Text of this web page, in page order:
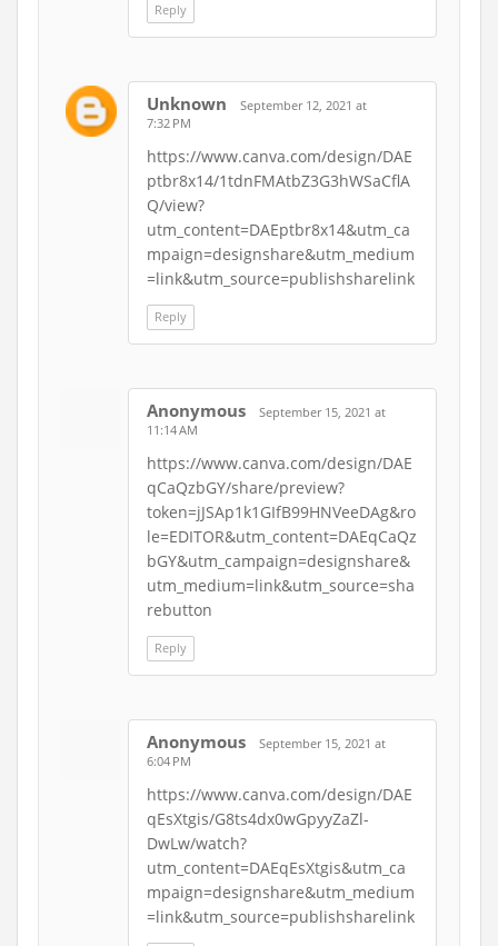
Reply
Unknown
September 12, 2021 at
7:32 PM
https://www.canva.com/design/DAE
ptbr8x14/1tdnFMAtbZ3G3hWSaCflA
Q/view?
utm_content=DAEptbr8x14&utm_ca
mpaign=designshare&utm_medium
=link&utm_source=publishsharelink
Reply
Anonymous
September 15, 2021 at
11:14 AM
https://www.canva.com/design/DAE
qCaQzbGY/share/preview?
token=jJSAp1k1GIfB99HNVeeDAg&ro
le=EDITOR&utm_content=DAEqCaQz
bGY&utm_campaign=designshare&
utm_medium=link&utm_source=sha
rebutton
Reply
Anonymous
September 15, 2021 at
6:04 PM
https://www.canva.com/design/DAE
qEsXtgis/G8ts4dx0wGpyyZaZl-
DwLw/watch?
utm_content=DAEqEsXtgis&utm_ca
mpaign=designshare&utm_medium
=link&utm_source=publishsharelink